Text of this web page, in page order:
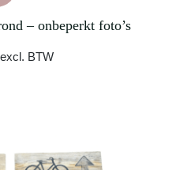
– onbeperkt foto’s
excl. BTW